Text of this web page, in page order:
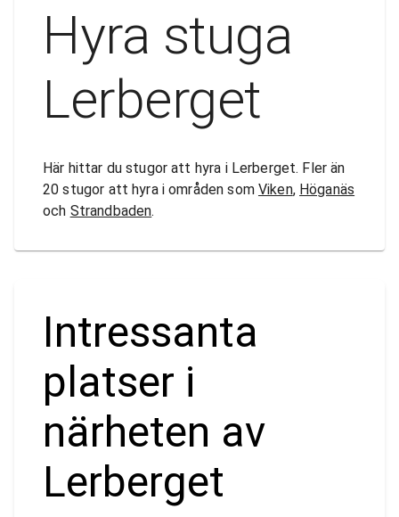
Hyra stuga
Lerberget
Här hittar du stugor att hyra i Lerberget. Fler än
20 stugor att hyra i områden som Viken, Höganäs
och Strandbaden.
Intressanta
platser i
närheten av
Lerberget